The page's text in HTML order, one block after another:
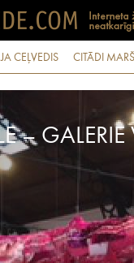
CEĻVEDIS CITĀDI
– GALERIE